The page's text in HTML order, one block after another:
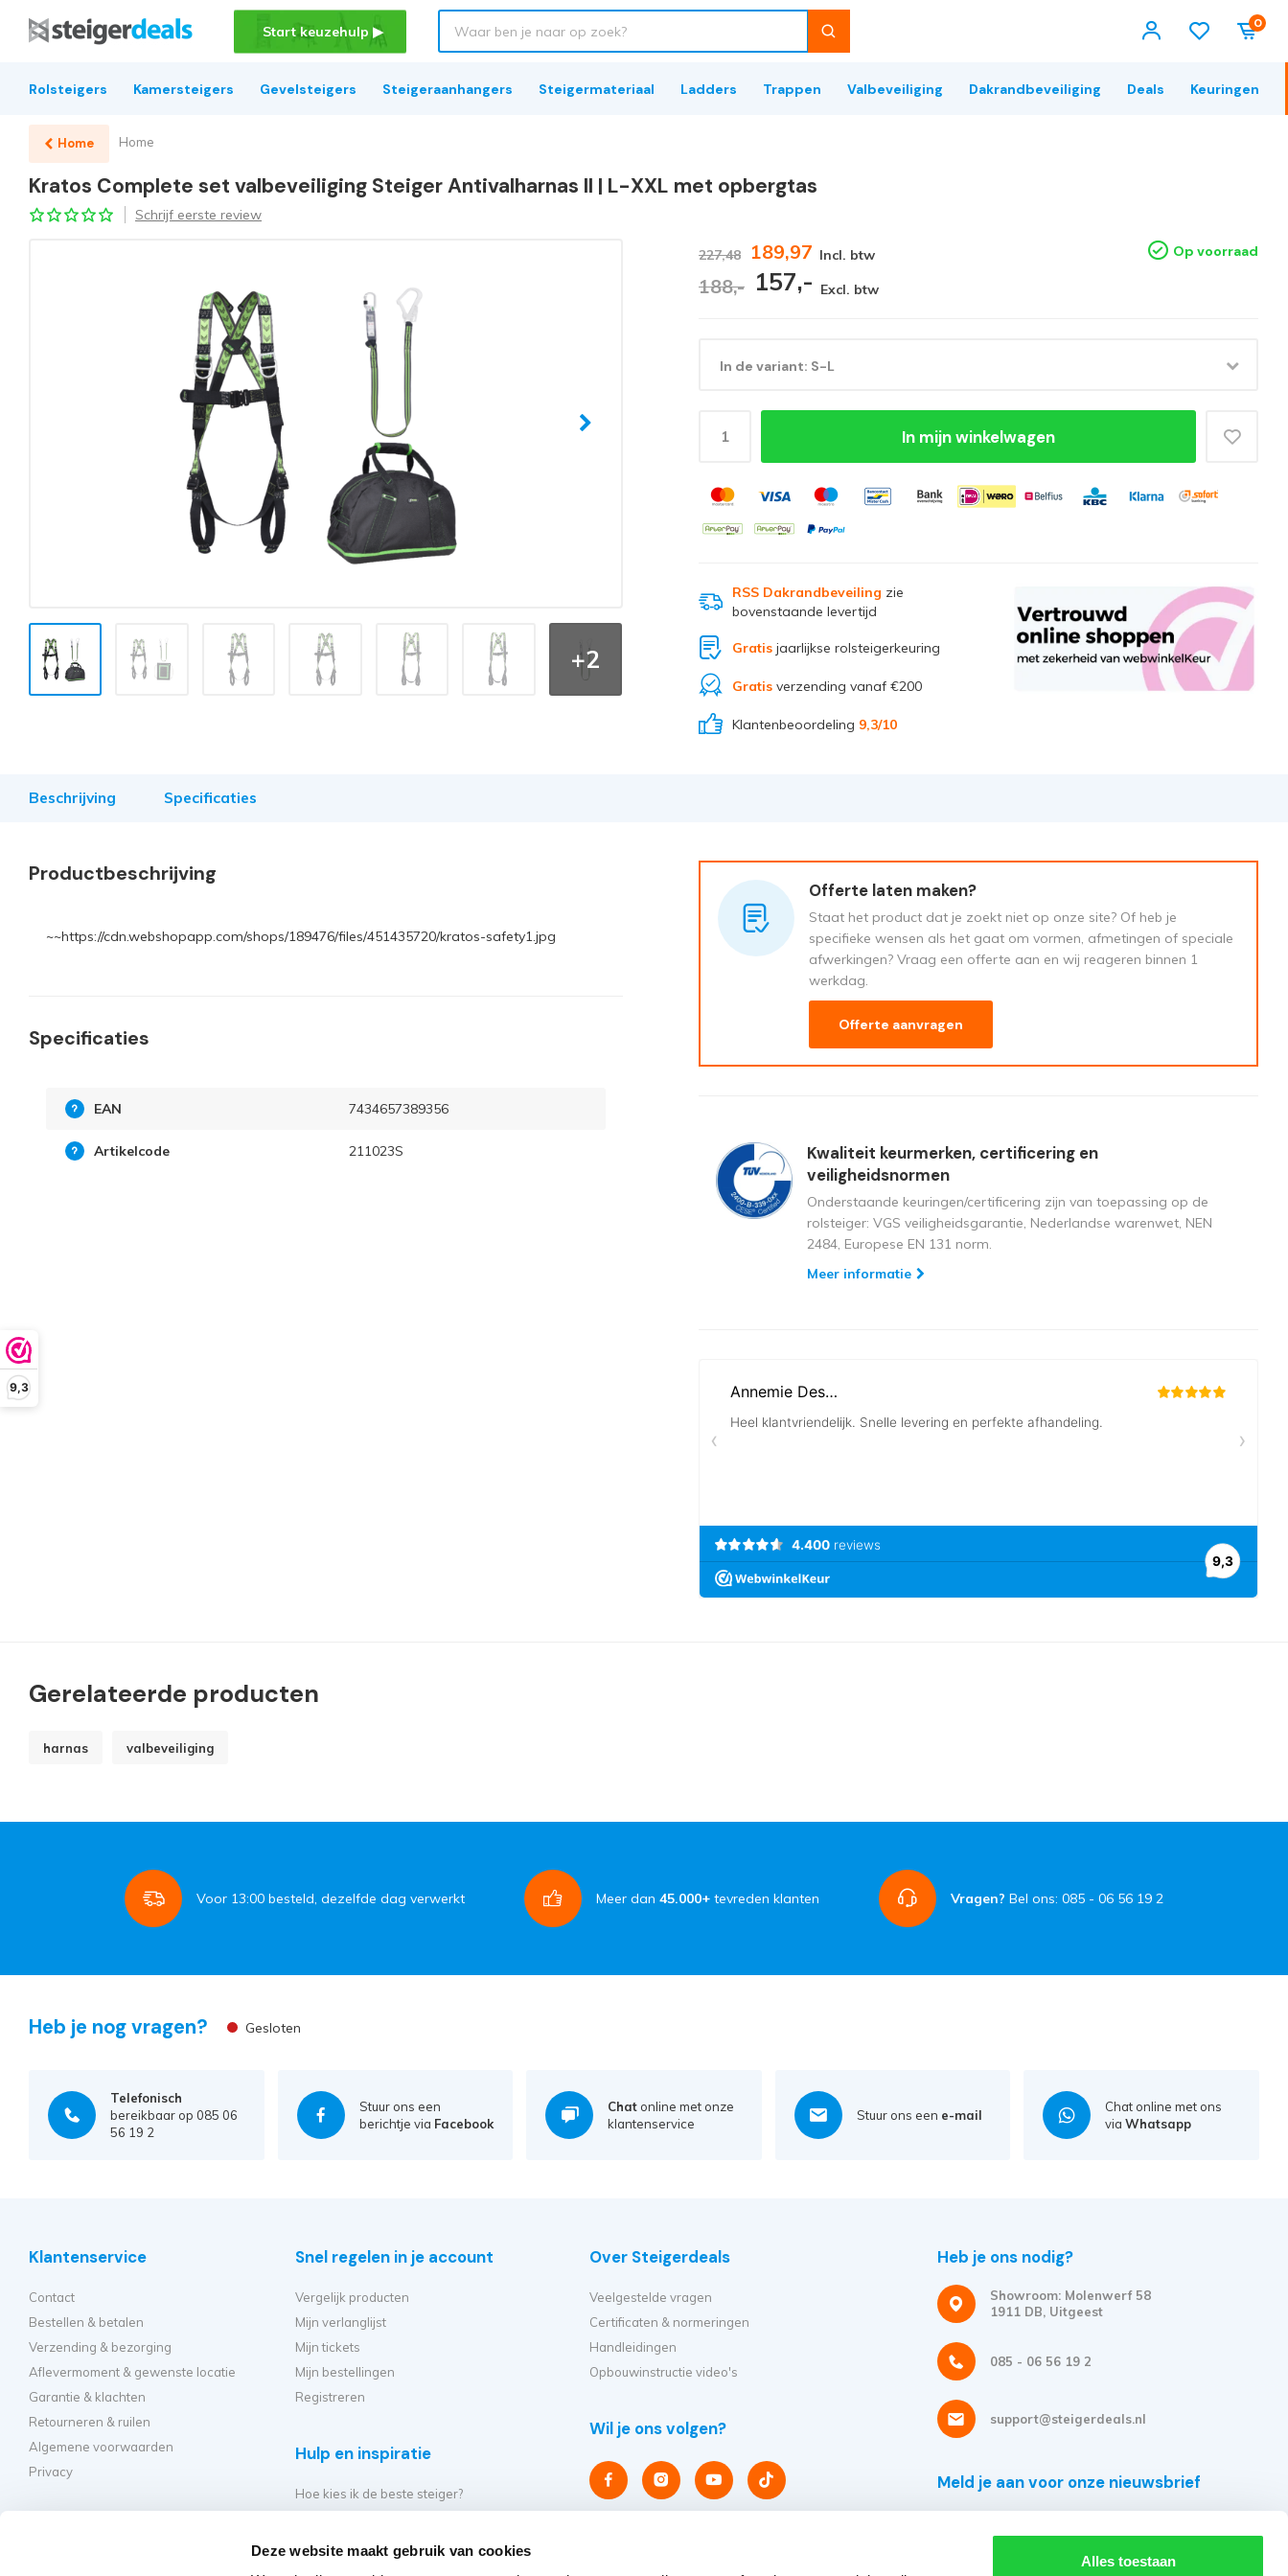
Deze website maakt gebruik van cookies
Alles toestaan
9,3
Start keuzehulp ▶ 0
Rolsteigers Kamersteigers Gevelsteigers Steigeraanhangers Steigermateriaal Ladders Trappen Valbeveiliging Dakrandbeveiliging Deals Keuringen
Home Home
Kratos Complete set valbeveiliging Steiger Antivalharnas II | L-XXL met opbergtas
Schrijf eerste review
+2
227,48 189,97 Incl. btw
188,- 157,- Excl. btw
Op voorraad
In de variant: S-L
In mijn winkelwagen
RSS Dakrandbeveiling zie
bovenstaande levertijd
Gratis jaarlijkse rolsteigerkeuring
Gratis verzending vanaf €200
Klantenbeoordeling 9,3/10
Beschrijving Specificaties
Productbeschrijving
~~https://cdn.webshopapp.com/shops/189476/files/451435720/kratos-safety1.jpg
Specificaties
EAN 7434657389356
Artikelcode 211023S
Offerte laten maken?
Staat het product dat je zoekt niet op onze site? Of heb je
specifieke wensen als het gaat om vormen, afmetingen of speciale
afwerkingen? Vraag een offerte aan en wij reageren binnen 1
werkdag.
Offerte aanvragen
Kwaliteit keurmerken, certificering en
veiligheidsnormen
Onderstaande keuringen/certificering zijn van toepassing op de
rolsteiger: VGS veiligheidsgarantie, Nederlandse warenwet, NEN
2484, Europese EN 131 norm.
Meer informatie
Gerelateerde producten
harnas valbeveiliging
Voor 13:00 besteld, dezelfde dag verwerkt Meer dan 45.000+ tevreden klanten Vragen? Bel ons: 085 - 06 56 19 2
Heb je nog vragen? Gesloten
Telefonisch
bereikbaar op 085 06
56 19 2
Stuur ons een
berichtje via Facebook
Chat online met onze
klantenservice
Stuur ons een e-mail
Chat online met ons
viaWhatsapp
Klantenservice
Contact
Bestellen & betalen
Verzending & bezorging
Aflevermoment & gewenste locatie
Garantie & klachten
Retourneren & ruilen
Algemene voorwaarden
Privacy
Snel regelen in je account
Vergelijk producten
Mijn verlanglijst
Mijn tickets
Mijn bestellingen
Registreren
Hulp en inspiratie
Hoe kies ik de beste steiger?
Hoe bouw ik mijn steiger op?
Over Steigerdeals
Veelgestelde vragen
Certificaten & normeringen
Handleidingen
Opbouwinstructie video's
Wil je ons volgen?
Heb je ons nodig?
Showroom: Molenwerf 58
1911 DB, Uitgeest
085 - 06 56 19 2
support@steigerdeals.nl
Meld je aan voor onze nieuwsbrief